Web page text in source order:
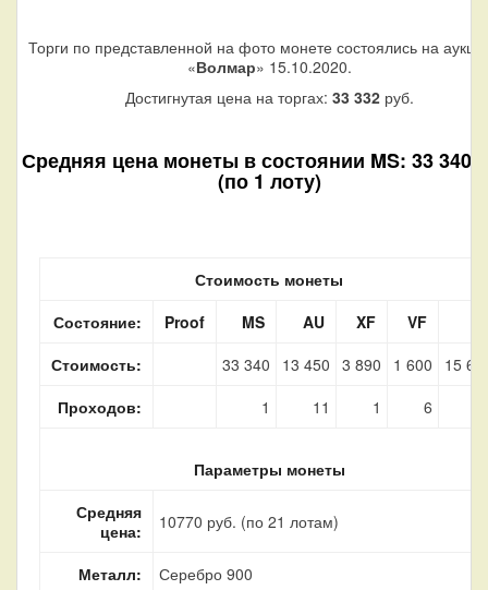
Торги по представленной на фото монете состоялись на
«Волмар» 15.10.2020.
Достигнутая цена на торгах: 33 332руб.
Средняя цена монеты в состоянии MS: 33 340
(по 1 лоту)
Стоимость монеты
Состояние:
Proof MS AU XF VF
Стоимость:
33 340 13 450 3 890 1 600
15
Проходов:
1 11 1 6
Параметры монеты
Средняя
цена:
10770 руб. (по 21 лотам)
Металл:
Серебро 900